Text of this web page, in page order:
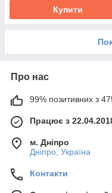
Купити
Про нас
99% позитивних з 475
Працює з
м. Дніпро
Дніпро, Україна
Контакти